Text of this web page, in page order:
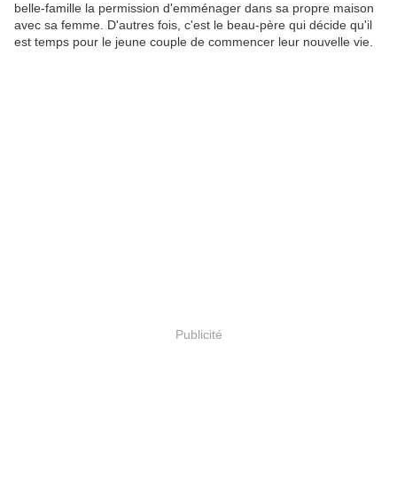
belle-famille la permission d'emménager dans sa propre maison
avec sa femme. D'autres fois, c'est le beau-père qui décide qu'il
est temps pour le jeune couple de commencer leur nouvelle vie.
Publicité